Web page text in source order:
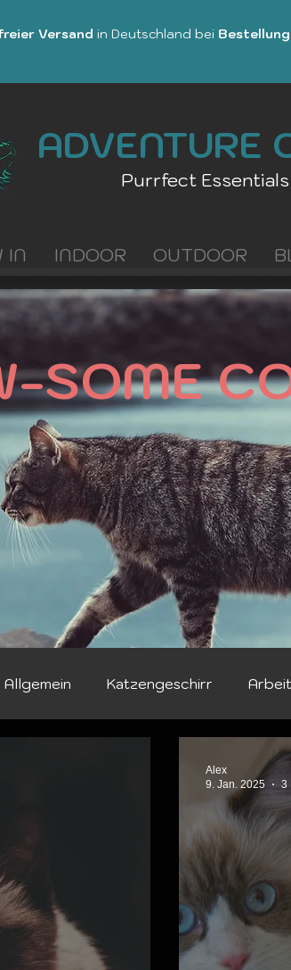
Versand in Deutschland bei
ADVENTURE
Purrfect Essentials
IN INDOOR OUTDOOR
SOME
Allgemein Katzengeschirr
Essen und
Alex
9. Jan. 2025
3